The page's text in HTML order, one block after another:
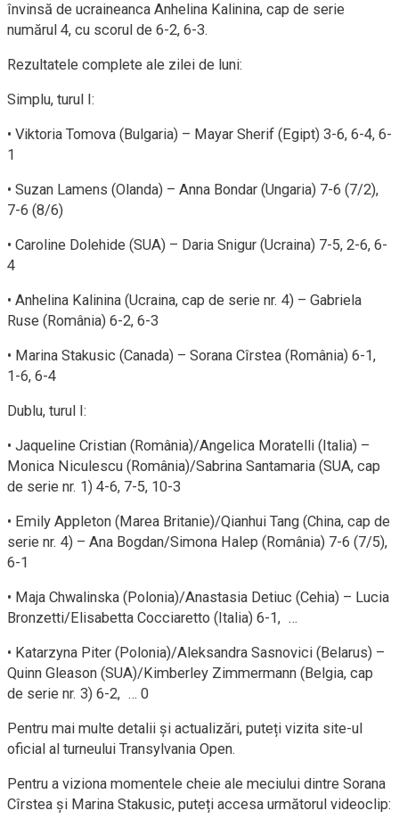
învinsă de ucraineanca Anhelina Kalinina, cap de serie
numărul 4, cu scorul de 6-2, 6-3.
Rezultatele complete ale zilei de luni:
Simplu, turul I:
• Viktoria Tomova (Bulgaria) – Mayar Sherif (Egipt) 3-6, 6-4, 6-
1
• Suzan Lamens (Olanda) – Anna Bondar (Ungaria) 7-6 (7/2),
7-6 (8/6)
• Caroline Dolehide (SUA) – Daria Snigur (Ucraina) 7-5, 2-6, 6-
4
• Anhelina Kalinina (Ucraina, cap de serie nr. 4) – Gabriela
Ruse (România) 6-2, 6-3
• Marina Stakusic (Canada) – Sorana Cîrstea (România) 6-1,
1-6, 6-4
Dublu, turul I:
• Jaqueline Cristian (România)/Angelica Moratelli (Italia) –
Monica Niculescu (România)/Sabrina Santamaria (SUA, cap
de serie nr. 1) 4-6, 7-5, 10-3
• Emily Appleton (Marea Britanie)/Qianhui Tang (China, cap de
serie nr. 4) – Ana Bogdan/Simona Halep (România) 7-6 (7/5),
6-1
• Maja Chwalinska (Polonia)/Anastasia Detiuc (Cehia) – Lucia
Bronzetti/Elisabetta Cocciaretto (Italia) 6-1, …
• Katarzyna Piter (Polonia)/Aleksandra Sasnovici (Belarus) –
Quinn Gleason (SUA)/Kimberley Zimmermann (Belgia, cap
de serie nr. 3) 6-2, … 0
Pentru mai multe detalii și actualizări, puteți vizita site-ul
oficial al turneului Transylvania Open.
Pentru a viziona momentele cheie ale meciului dintre Sorana
Cîrstea și Marina Stakusic, puteți accesa următorul videoclip: